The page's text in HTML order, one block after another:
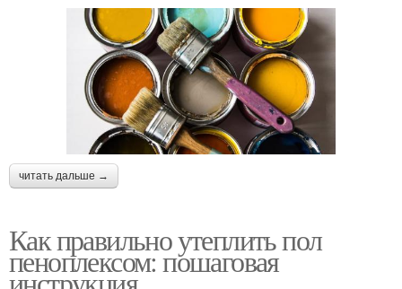
читать дальше →
Как правильно утеплить пол
пеноплексом: пошаговая